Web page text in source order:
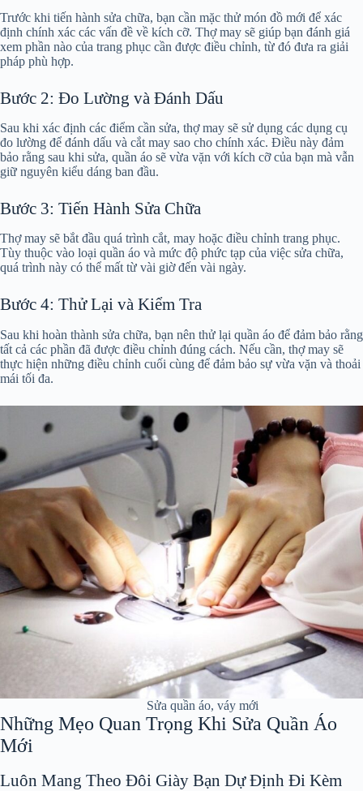
Trước khi tiến hành sửa chữa, bạn cần mặc thử món đồ mới để xác
định chính xác các vấn đề về kích cỡ. Thợ may sẽ giúp bạn đánh giá
xem phần nào của trang phục cần được điều chỉnh, từ đó đưa ra giải
pháp phù hợp.
Bước 2: Đo Lường và Đánh Dấu
Sau khi xác định các điểm cần sửa, thợ may sẽ sử dụng các dụng cụ
đo lường để đánh dấu và cắt may sao cho chính xác. Điều này đảm
bảo rằng sau khi sửa, quần áo sẽ vừa vặn với kích cỡ của bạn mà vẫn
giữ nguyên kiểu dáng ban đầu.
Bước 3: Tiến Hành Sửa Chữa
Thợ may sẽ bắt đầu quá trình cắt, may hoặc điều chỉnh trang phục.
Tùy thuộc vào loại quần áo và mức độ phức tạp của việc sửa chữa,
quá trình này có thể mất từ vài giờ đến vài ngày.
Bước 4: Thử Lại và Kiểm Tra
Sau khi hoàn thành sửa chữa, bạn nên thử lại quần áo để đảm bảo rằng
tất cả các phần đã được điều chỉnh đúng cách. Nếu cần, thợ may sẽ
thực hiện những điều chỉnh cuối cùng để đảm bảo sự vừa vặn và thoải
mái tối đa.
Sửa quần áo, váy mới
Những Mẹo Quan Trọng Khi Sửa Quần Áo
Mới
Luôn Mang Theo Đôi Giày Bạn Dự Định Đi Kèm